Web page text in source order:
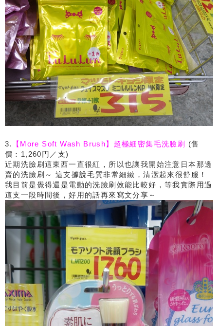
3. 【More Soft Wash Brush】超極細密集毛洗臉刷
(售
價：1,260円／支)
近期洗臉刷這東西一直很紅，所以也讓我開始注意日本那邊
賣的洗臉刷～ 這支據說毛質非常細緻，清潔起來很舒服！
我目前是覺得還是電動的洗臉刷效能比較好，等我實際用過
這支一段時間後，好用的話再來寫文分享～